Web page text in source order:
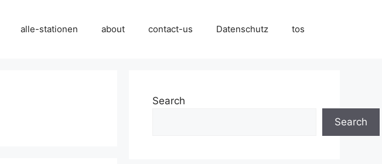
alle-stationen about contact-us Datenschutz tos
Search
Search